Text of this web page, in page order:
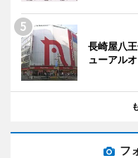
長崎屋八
ューアル
フ